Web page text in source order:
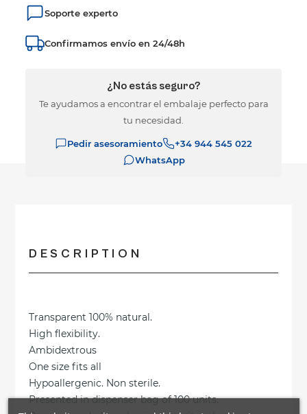
Soporte experto
Confirmamos envío en 24/48h
¿No estás seguro?
Te ayudamos a encontrar el embalaje perfecto para
tu necesidad.
Pedir asesoramiento
+34 944 545 022
WhatsApp
DESCRIPTION
Transparent 100% natural.
High flexibility.
Ambidextrous
One size fits all
Hypoallergenic. Non sterile.
Presented in dispenser bag of 100 units.